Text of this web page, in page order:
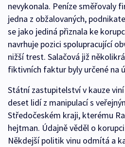
nevykonala. Peníze směřovaly
jedna z obžalovaných,
se jako jediná přiznala ke
navrhuje pozici spolupracující
nižší trest. Salačová již
fiktivních faktur byly určené na
Státní zastupitelství v kauze
deset lidí z manipulací s
Středočeském kraji, kterému
hejtman. Údajně věděl o
Někdejší politik vinu odmítá a